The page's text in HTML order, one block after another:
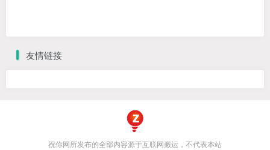
友情链接
祝你网所发布的全部内容源于互联网搬运，不代表本站